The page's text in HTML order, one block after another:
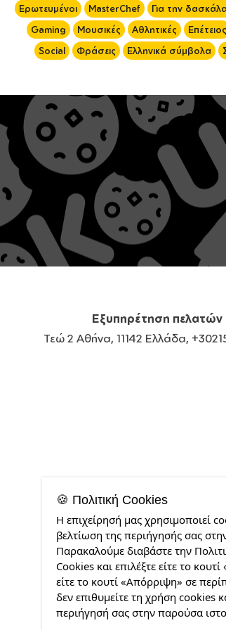
Ερωτευμένοι MasterChef Για την
Gaming
Μουσικές Αθλητικές Επέτειος
Social
Φράσεις Ελληνικά σύμβολα
Εξυπηρέτηση πελατών
Τεώ 2 Αθήνα, 11142 Ελλάδα,
🍪 Πολιτική Cookies
Η επιχείρησή μας χρησιμοποιεί
βελτίωση της περιήγησής σας
Παρακαλούμε διαβάστε την
Cookies και επιλέξτε είτε το
είτε το κουτί «Απόρριψη» σε
δεν επιθυμείτε τη χρήση cookies
περιήγησή σας στην παρούσα